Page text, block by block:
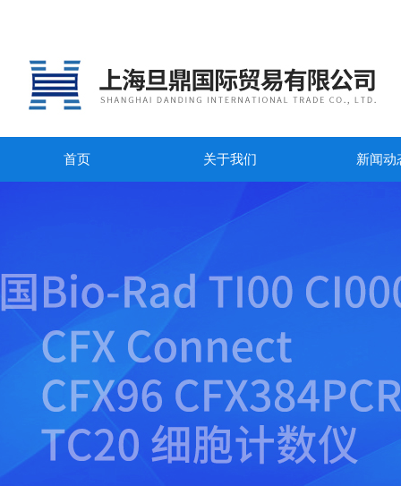
首页 关于我们 新闻动